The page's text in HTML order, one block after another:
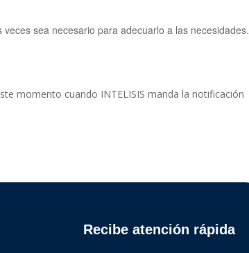
sea necesario para adecuarlo a las necesidades.
momento cuando INTELISIS manda la notificación
Recibe atención rápida